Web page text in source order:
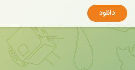
دانلود